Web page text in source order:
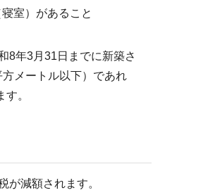
室）があること
8年3月31日までに新築さ
メートル以下）であれ
。
減額されます。